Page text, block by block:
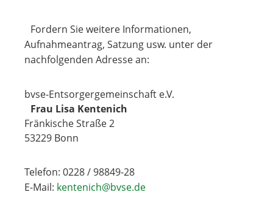
Fordern Sie weitere Informationen,
Aufnahmeantrag, Satzung usw. unter der
nachfolgenden Adresse an:
bvse-Entsorgergemeinschaft e.V.
Frau Lisa Kentenich
Fränkische Straße 2
53229 Bonn
Telefon: 0228 / 98849-28
E-Mail: kentenich@bvse.de